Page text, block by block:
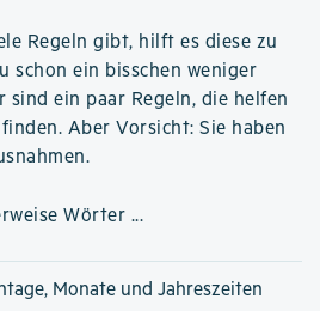
Regeln gibt, hilft es diese zu
schon ein bisschen weniger
sind ein paar Regeln, die helfen
Aber Vorsicht: Sie haben
Wörter ...
Monate und Jahreszeiten